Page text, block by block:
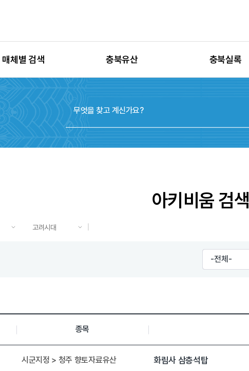
매체별 검색
이미지
동영상
음원
충북유산
유산별 보수정비
충북실록
아키비움 검색
고려시대
종목
시군지정 > 청주 향토자료유산 화림사 삼층석탑